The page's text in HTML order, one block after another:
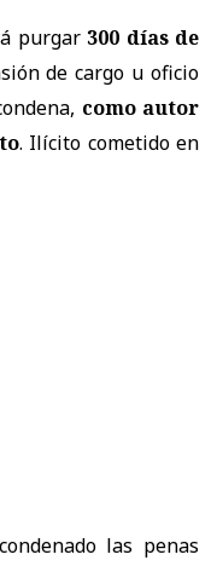
purgar 300 días de
de cargo u oficio
como autor
. Ilícito cometido en
las penas